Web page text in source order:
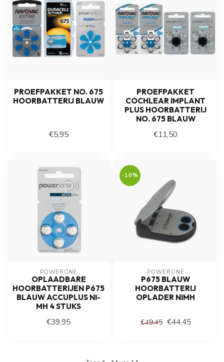
PROEFPAKKET NO. 675
HOORBATTERIJ BLAUW
€5,95
PROEFPAKKET
COCHLEAR IMPLANT
PLUS HOORBATTERIJ
NO. 675 BLAUW
€11,50
POWERONE
OPLAADBARE
HOORBATTERIJEN P675
BLAUW ACCUPLUS NI-
MH 4 STUKS
€39,95
-10%
POWERONE
P675 BLAUW
HOORBATTERIJ
OPLADER NIMH
€49,45 €44,45